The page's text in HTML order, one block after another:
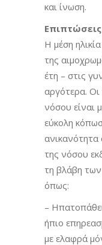
και ίνωση.
Επιπτώσεις
Η μέση
της
έτη – στις
αργότερα. Οι
νόσου είναι
εύκολη
της νόσου
τη βλάβη
όπως:
–
ήπιο
με ελαφρά